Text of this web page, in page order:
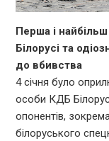
Перша і
Білорусі та
до вбивства
4 січня було
особи КДБ
опонентів,
білоруського